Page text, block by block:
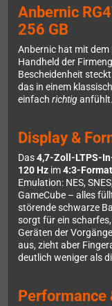
Anbernic
256 GB
Anbernic hat mit
Handheld der
Bescheidenheit
das in einem
einfach richtiganfühlt.
Display &
Das4,7-Zoll-LTPS-
120 Hz im4:3-Format
Emulation: NES,
GameCube – alles
störende schwarze
sorgt für ein
Geräten der
aus, zieht aber
deutlich weniger als
Performance